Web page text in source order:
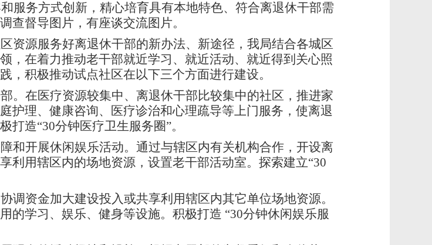
服务方式创新，精心培育具有本地特色、符合离退休干部需
查督导图片，有座谈交流图片。
资源服务好离退休干部的新办法、新途径，我局结合各城区
，在着力推动老干部就近学习、就近活动、就近得到关心照
，积极推动试点社区在以下三个方面进行建设。
。在医疗资源较集中、离退休干部比较集中的社区，推进家
护理、健康咨询、医疗诊治和心理疏导等上门服务，使离退
造“30分钟医疗卫生服务圈”。
和开展休闲娱乐活动。通过与辖区内有关机构合作，开设离
利用辖区内的场地资源，设置老干部活动室。探索建立“30
调资金加大建设投入或共享利用辖区内其它单位场地资源。
的学习、娱乐、健身等设施。积极打造 “30分钟休闲娱乐服